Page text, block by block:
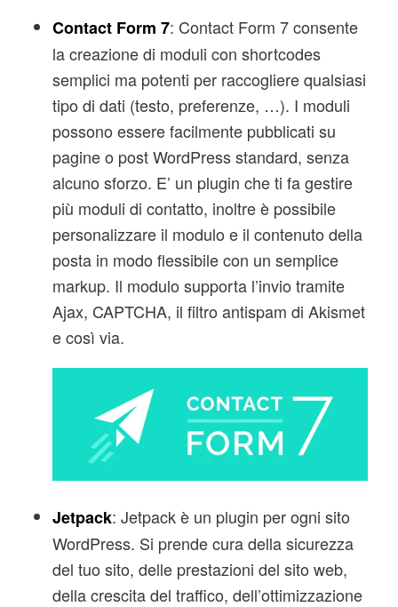
Contact Form 7: Contact Form 7 consente
la creazione di moduli con shortcodes
semplici ma potenti per raccogliere qualsiasi
tipo di dati (testo, preferenze, …). I moduli
possono essere facilmente pubblicati su
pagine o post WordPress standard, senza
alcuno sforzo. E’ un plugin che ti fa gestire
più moduli di contatto, inoltre è possibile
personalizzare il modulo e il contenuto della
posta in modo flessibile con un semplice
markup. Il modulo supporta l’invio tramite
Ajax, CAPTCHA, il filtro antispam di Akismet
e così via.
Jetpack: Jetpack è un plugin per ogni sito
WordPress. Si prende cura della sicurezza
del tuo sito, delle prestazioni del sito web,
della crescita del traffico, dell’ottimizzazione